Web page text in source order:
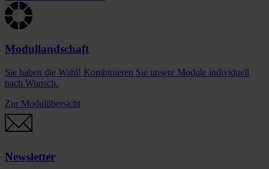
Modullandschaft
Sie haben die Wahl! Kombinieren Sie unsere Module individuell
nach Wunsch.
Zur Modulübersicht
Newsletter